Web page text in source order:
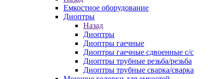
Емкостное оборудование
Диоптры
Назад
Диоптры
Диоптры гаечные
Диоптры гаечные сдвоенные c/c
Диоптры трубные резьба/резьба
Диоптры трубные сварка/сварка